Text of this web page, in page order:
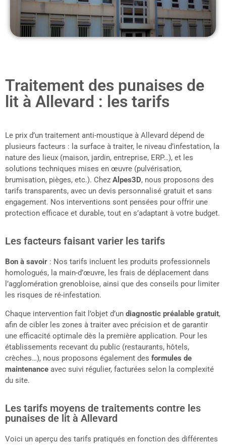
Traitement des punaises de
lit à Allevard : les tarifs
Le prix d’un traitement anti-moustique à Allevard dépend de
plusieurs facteurs : la surface à traiter, le niveau d’infestation, la
nature des lieux (maison, jardin, entreprise, ERP…), et les
solutions techniques mises en œuvre (pulvérisation,
brumisation, pièges, etc.). Chez Alpes3D, nous proposons des
tarifs transparents, avec un devis personnalisé gratuit et sans
engagement. Nos interventions sont pensées pour offrir une
protection efficace et durable, tout en s’adaptant à votre budget.
Les facteurs faisant varier les tarifs
Bon à savoir : Nos tarifs incluent les produits professionnels
homologués, la main-d’œuvre, les frais de déplacement dans
l’agglomération grenobloise, ainsi que des conseils pour limiter
les risques de ré-infestation.
Chaque intervention fait l’objet d’un diagnostic préalable gratuit,
afin de cibler les zones à traiter avec précision et de garantir
une efficacité optimale dès la première application. Pour les
établissements recevant du public (restaurants, hôtels,
crèches…), nous proposons également des formules de
maintenance avec suivi régulier, facturées selon la complexité
du site.
Les tarifs moyens de traitements contre les
punaises de lit à Allevard
Voici un aperçu des tarifs pratiqués en fonction des différentes